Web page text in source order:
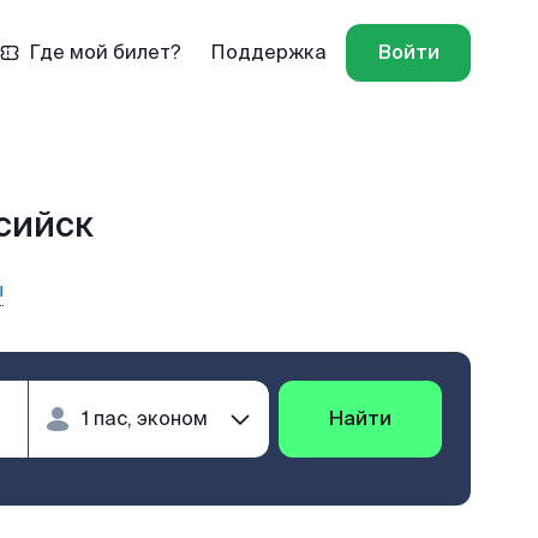
Где мой билет? Поддержка Войти
Найти